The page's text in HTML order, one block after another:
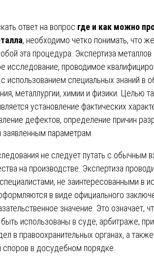
ответ на вопрос где и как можно
, необходимо четко понимать, что же
эта процедура. Экспертиза
исследование, проводимое
использованием специальных знаний в
металлургии, химии и физики. Целью
установление фактических
дефектов, определение причин
заявленным параметрам.
не следует путать с обычным
на производстве. Экспертиза
не заинтересованными в
в виде официального
значение. Это означает,
быть использованы в суде, арбитраже, при
в правоохранительных органах, а
споров в досудебном порядке.